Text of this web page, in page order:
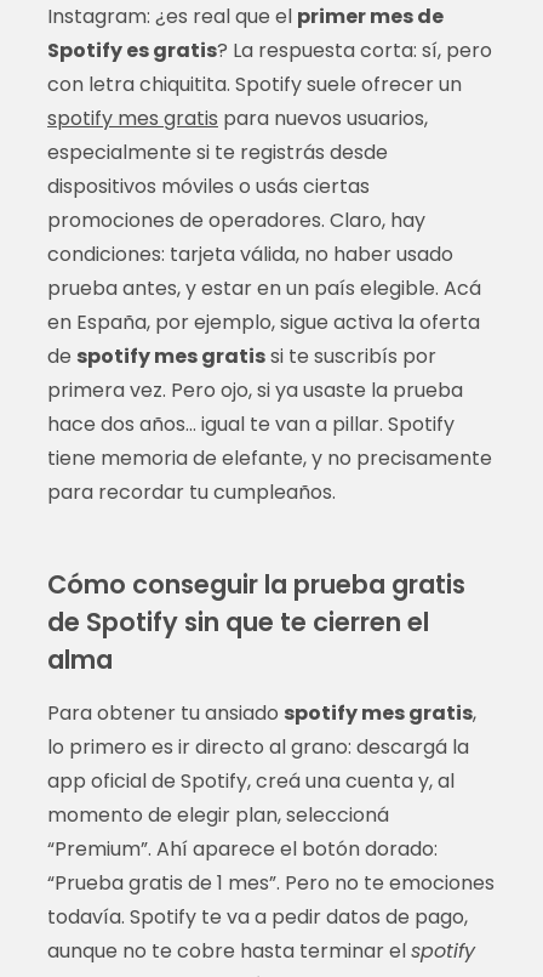
Instagram: ¿es real que el primer mes de
Spotify es gratis? La respuesta corta: sí, pero
con letra chiquitita. Spotify suele ofrecer un
spotify mes gratis para nuevos usuarios,
especialmente si te registrás desde
dispositivos móviles o usás ciertas
promociones de operadores. Claro, hay
condiciones: tarjeta válida, no haber usado
prueba antes, y estar en un país elegible. Acá
en España, por ejemplo, sigue activa la oferta
de spotify mes gratissi te suscribís por
primera vez. Pero ojo, si ya usaste la prueba
hace dos años... igual te van a pillar. Spotify
tiene memoria de elefante, y no precisamente
para recordar tu cumpleaños.
Cómo conseguir la prueba gratis
de Spotify sin que te cierren el
alma
Para obtener tu ansiado spotify mes gratis,
lo primero es ir directo al grano: descargá la
app oficial de Spotify, creá una cuenta y, al
momento de elegir plan, seleccioná
“Premium”. Ahí aparece el botón dorado:
“Prueba gratis de 1 mes”. Pero no te emociones
todavía. Spotify te va a pedir datos de pago,
aunque no te cobre hasta terminar elspotify